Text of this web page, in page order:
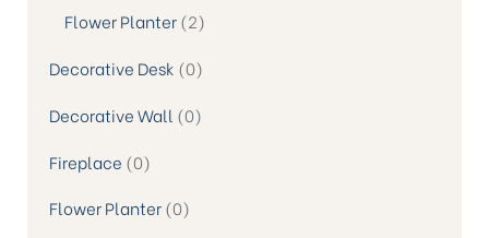
Flower Planter 2
Decorative Desk 0
Decorative Wall 0
Fireplace 0
Flower Planter 0